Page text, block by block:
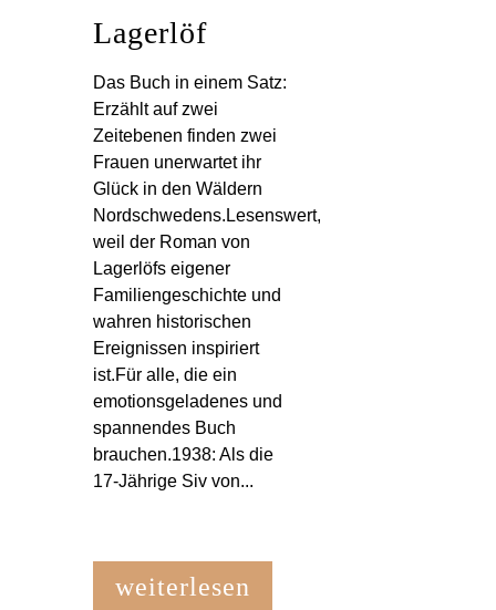
Lagerlöf
Das Buch in einem Satz:
Erzählt auf zwei
Zeitebenen finden zwei
Frauen unerwartet ihr
Glück in den Wäldern
Nordschwedens.Lesenswert,
weil der Roman von
Lagerlöfs eigener
Familiengeschichte und
wahren historischen
Ereignissen inspiriert
ist.Für alle, die ein
emotionsgeladenes und
spannendes Buch
brauchen.1938: Als die
17-Jährige Siv von...
weiterlesen